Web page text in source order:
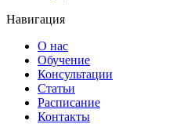
Навигация
О нас
Обучение
Консультации
Статьи
Расписание
Контакты